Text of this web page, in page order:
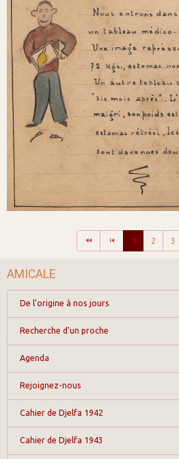
1 2 3
AMICALE
De l'origine à nos jours
Recherche d'un proche
Agenda
Rejoignez-nous
Cahier de Djelfa 1942
Cahier de Djelfa 1943